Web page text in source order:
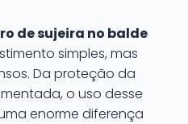
de sujeira no balde
simples, mas
Da proteção da
o uso desse
enorme diferença